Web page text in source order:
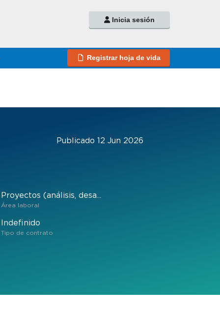
Inicia sesión
Registrar hoja de vida
Publicado 12 Jun 2026
Proyectos (análisis, desa...
Área laboral
Indefinido
Tipo de contrato